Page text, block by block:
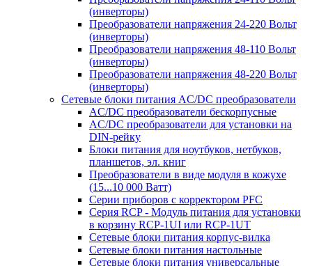
(инверторы)
Преобразователи напряжения 24-220 Вольт
(инверторы)
Преобразователи напряжения 48-110 Вольт
(инверторы)
Преобразователи напряжения 48-220 Вольт
(инверторы)
Сетевые блоки питания AC/DC преобразователи
AC/DC преобразователи бескорпусные
AC/DC преобразователи для установки на
DIN-рейку
Блоки питания для ноутбуков, нетбуков,
планшетов, эл. книг
Преобразователи в виде модуля в кожухе
(15...10 000 Ватт)
Серии приборов с корректором PFC
Серия RCP - Модуль питания для установки
в корзину RCP-1UI или RCP-1UT
Сетевые блоки питания корпус-вилка
Сетевые блоки питания настольные
Сетевые блоки питания универсальные